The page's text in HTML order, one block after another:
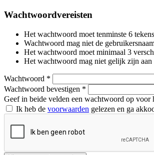
Wachtwoordvereisten
Het wachtwoord moet tenminste 6
Wachtwoord mag niet de
Het wachtwoord moet minimaal 3
Het wachtwoord mag niet gelijk zijn aan
Wachtwoord *
Wachtwoord bevestigen *
Geef in beide velden een wachtwoord op voor
Ik heb de voorwaarden gelezen en ga